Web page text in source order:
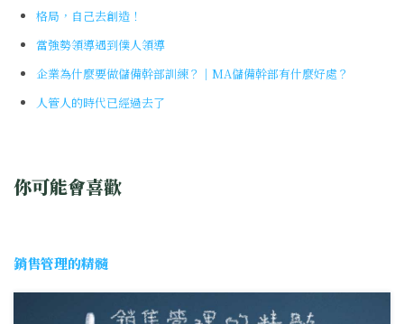
格局，自己去創造！
當強勢領導遇到僕人領導
企業為什麼要做儲備幹部訓練？｜MA儲備幹部有什麼好處？
人管人的時代已經過去了
你可能會喜歡
銷售管理的精髓